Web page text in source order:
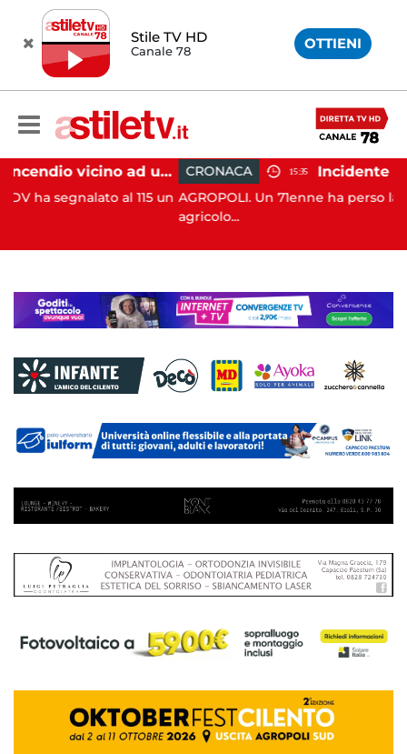
Stile TV HD
Canale 78 OTTIENI
Salerno, incendio vicino ad un traliccio: tempestivi i soccorsi
al 115 un
CRONACA 15:35
AGROPOLI. Un 71enne ha perso la vita in un